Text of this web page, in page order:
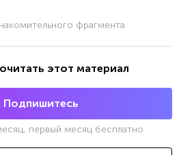
фрагмента
этот материал
Подпишитесь
первый месяц бесплатно